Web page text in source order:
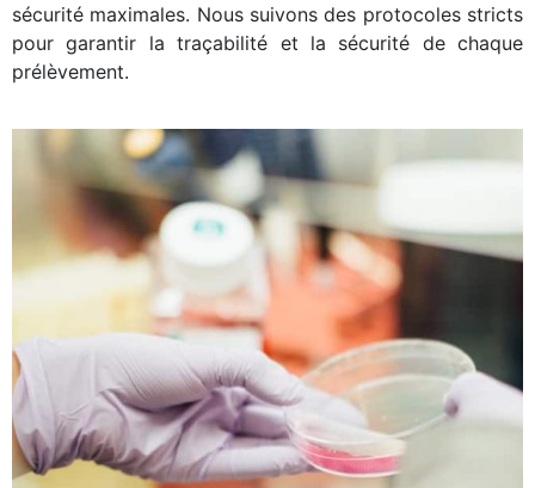
sécurité maximales. Nous suivons des protocoles stricts
pour garantir la traçabilité et la sécurité de chaque
prélèvement.